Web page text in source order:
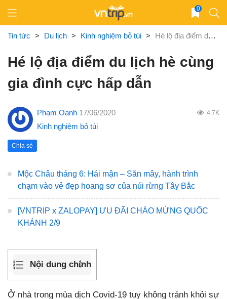
content
0
Tin tức > Du lịch > Kinh nghiệm bỏ túi > Hé lộ địa điểm du lịch hè cùng gia đình cực hấp dẫn
Hé lộ địa điểm du lịch hè cùng
gia đình cực hấp dẫn
Phạm Oanh 17/06/2020 4.7K
Kinh nghiệm bỏ túi
Chia sẻ
Mộc Châu tháng 6: Hái mận – Săn mây, hành trình
chạm vào vẻ đẹp hoang sơ của núi rừng Tây Bắc
[VNTRIP x ZALOPAY] ƯU ĐÃI CHÀO MỪNG QUỐC
KHÁNH 2/9
Nội dung chính
Ở nhà trong mùa dịch Covid-19 tuy không tránh khỏi sự